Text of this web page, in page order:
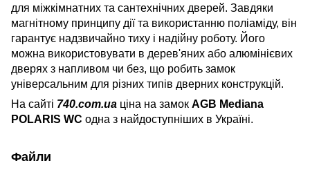
для міжкімнатних та сантехнічних дверей. Завдяки
магнітному принципу дії та використанню поліаміду, він
гарантує надзвичайно тиху і надійну роботу. Його
можна використовувати в дерев'яних або алюмінієвих
дверях з напливом чи без, що робить замок
універсальним для різних типів дверних конструкцій.
На сайті 740.com.ua ціна на замок AGB Mediana
POLARIS WC одна з найдоступніших в Україні.
Файли